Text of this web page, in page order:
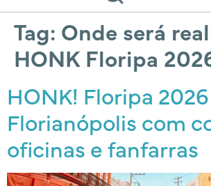
Tag: Onde será
HONK Floripa
HONK! Floripa
Florianópolis com
oficinas e fanfarras